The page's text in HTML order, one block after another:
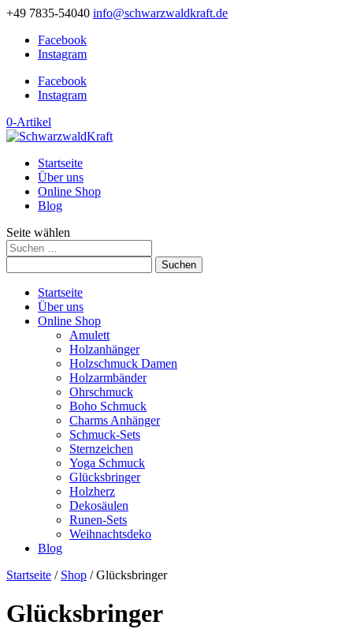
+49 7835-54040 info@schwarzwaldkraft.de
Facebook
Instagram
Facebook
Instagram
0-Artikel
Startseite
Über uns
Online Shop
Blog
Seite wählen
nach:
Startseite
Über uns
Online Shop
Amulett
Holzanhänger
Holzschmuck Damen
Holzarmbänder
Ohrschmuck
Boho Schmuck
Charms Anhänger
Schmuck-Sets
Sternzeichen
Yoga Schmuck
Glücksbringer
Holzherz
Dekosäulen
Runen-Sets
Weihnachtsdeko
Blog
Startseite / Shop / Glücksbringer
Glücksbringer